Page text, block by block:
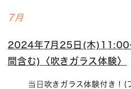
7月
2024年7月25日(木
間含む)〈吹きガラス体験〉
当日 吹きガラス体験付き！(